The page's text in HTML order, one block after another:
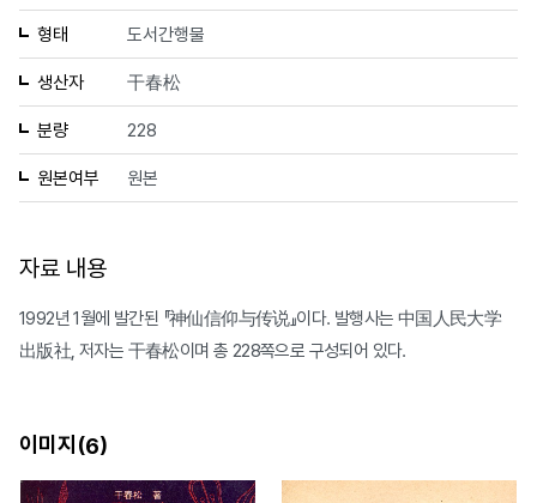
형태 도서간행물
생산자 干春松
분량 228
원본여부 원본
자료 내용
1992년 1월에 발간된 『神仙信仰与传说』이다. 발행사는 中国人民大学
出版社, 저자는 干春松이며 총 228쪽으로 구성되어 있다.
이미지(6)